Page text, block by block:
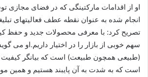
او از اقدامات مارکتینگی که در فضای
انجام شده به عنوان نقطه عطف فعالیتهای
تصریح کرد: با معرفی محصولات جدید و حفظ
سهم خوبی از بازار را در اختیار داریم.او می
(طبیعی همچون طبیعت) است که بیانگر کیفیت
است که به شدت به آن پایبند هستیم و همین